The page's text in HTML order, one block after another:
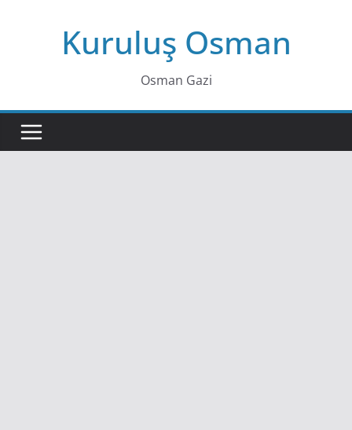
Kuruluş Osman
Osman Gazi